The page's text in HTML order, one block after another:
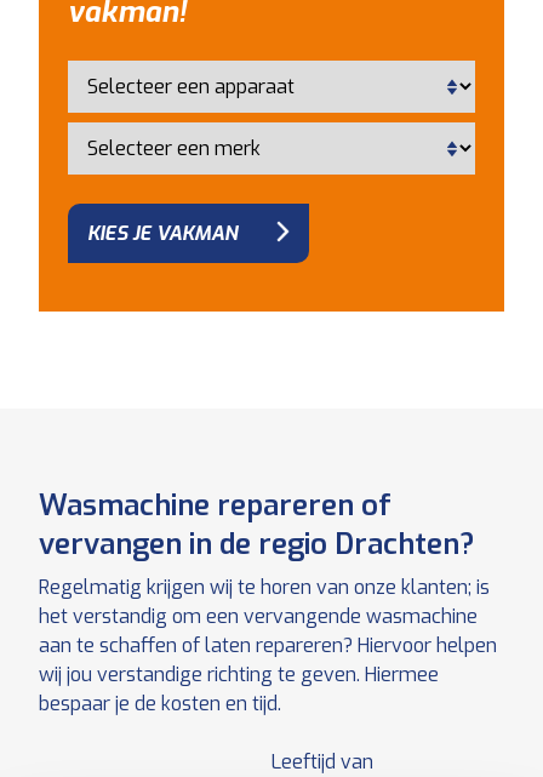
vakman!
KIES JE VAKMAN
Wasmachine repareren of
vervangen in de regio Drachten?
Regelmatig krijgen wij te horen van onze klanten; is
het verstandig om een vervangende wasmachine
aan te schaffen of laten repareren? Hiervoor helpen
wij jou verstandige richting te geven. Hiermee
bespaar je de kosten en tijd.
Leeftijd van